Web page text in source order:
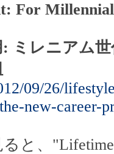
For
ミレニアム
09/26/
new-career-
と、